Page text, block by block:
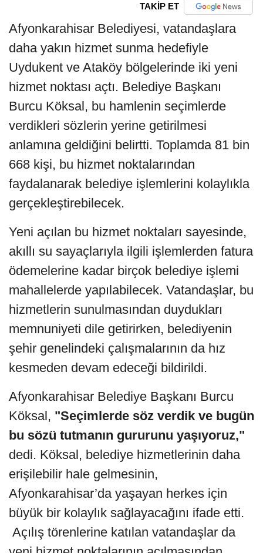
TAKİP ET
Afyonkarahisar Belediyesi, vatandaşlara
daha yakın hizmet sunma hedefiyle
Uydukent ve Ataköy bölgelerinde iki yeni
hizmet noktası açtı. Belediye Başkanı
Burcu Köksal, bu hamlenin seçimlerde
verdikleri sözlerin yerine getirilmesi
anlamına geldiğini belirtti. Toplamda 81 bin
668 kişi, bu hizmet noktalarından
faydalanarak belediye işlemlerini kolaylıkla
gerçekleştirebilecek.
Yeni açılan bu hizmet noktaları sayesinde,
akıllı su sayaçlarıyla ilgili işlemlerden fatura
ödemelerine kadar birçok belediye işlemi
mahallelerde yapılabilecek. Vatandaşlar, bu
hizmetlerin sunulmasından duydukları
memnuniyeti dile getirirken, belediyenin
şehir genelindeki çalışmalarının da hız
kesmeden devam edeceği bildirildi.
Afyonkarahisar Belediye Başkanı Burcu
Köksal, "Seçimlerde söz verdik ve bugün
bu sözü tutmanın gururunu yaşıyoruz,"
dedi. Köksal, belediye hizmetlerinin daha
erişilebilir hale gelmesinin,
Afyonkarahisar’da yaşayan herkes için
büyük bir kolaylık sağlayacağını ifade etti.
Açılış törenlerine katılan vatandaşlar da